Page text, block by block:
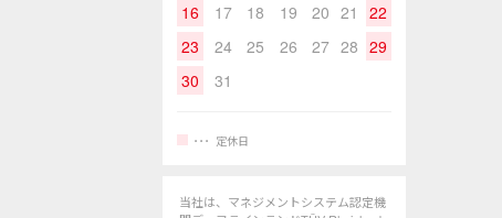
16
17 18 19 20 21
22
23
24 25 26 27 28 29
30
31
定休日
当社は、マネジメントシステム認定機